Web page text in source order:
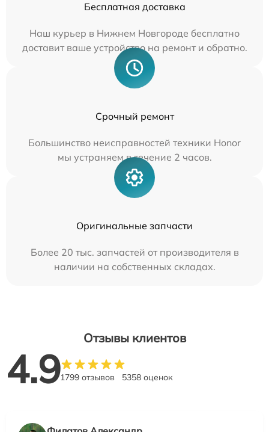
Бесплатная доставка
Наш курьер в Нижнем Новгороде бесплатно
доставит ваше устройство на ремонт и обратно.
Срочный ремонт
Большинство неисправностей техники Honor
мы устраняем в течение 2 часов.
Оригинальные запчасти
Более 20 тыс. запчастей от производителя в
наличии на собственных складах.
Отзывы клиентов
4.91799 отзывов 5358 оценок